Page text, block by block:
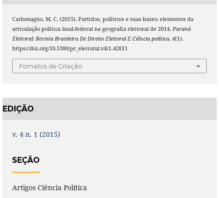
Carlomagno, M. C. (2015). Partidos, políticos e suas bases: elementos da
articulação política local-federal na geografia eleitoral de 2014. Paraná
Eleitoral: Revista Brasileira De Direito Eleitoral E Ciência política, 4(1).
https://doi.org/10.5380/pr_eleitoral.v4i1.42811
Fomatos de Citação
EDIÇÃO
v. 4 n. 1 (2015)
SEÇÃO
Artigos Ciência Política